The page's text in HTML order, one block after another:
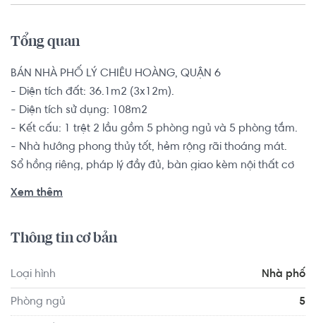
Tổng quan
BÁN NHÀ PHỐ LÝ CHIÊU HOÀNG, QUẬN 6
- Diện tích đất: 36.1m2 (3x12m).
- Diện tích sử dụng: 108m2
- Kết cấu: 1 trệt 2 lầu gồm 5 phòng ngủ và 5 phòng tắm.
- Nhà hướng phong thủy tốt, hẻm rộng rãi thoáng mát.
Sổ hồng riêng, pháp lý đầy đủ, bàn giao kèm nội thất cơ
diện trường cấp 2 Bình Phú. Nhà nằm tại khu dân cư đông
cafe,... phục vụ đầy đủ nhu cầu của quý gia chủ.
Xem thêm
Thông tin cơ bản
Loại hình Nhà phố
Phòng ngủ 5